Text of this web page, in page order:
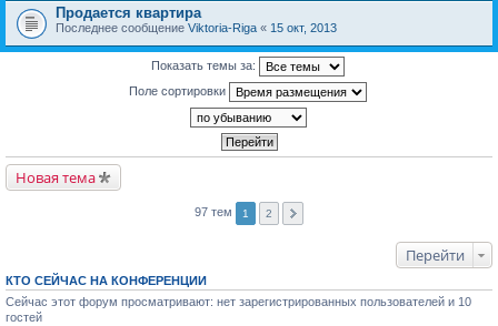
Продается квартира
Последнее сообщение Viktoria-Riga « 15 окт, 2013
Показать темы за:
Поле сортировки
Новая тема
97 тем 1 2
Перейти
КТО СЕЙЧАС НА КОНФЕРЕНЦИИ
Сейчас этот форум просматривают: нет зарегистрированных пользователей и 10
гостей